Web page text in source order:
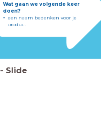
Wat gaan we volgende keer
doen?
-een naam bedenken voor je
product
- Slide